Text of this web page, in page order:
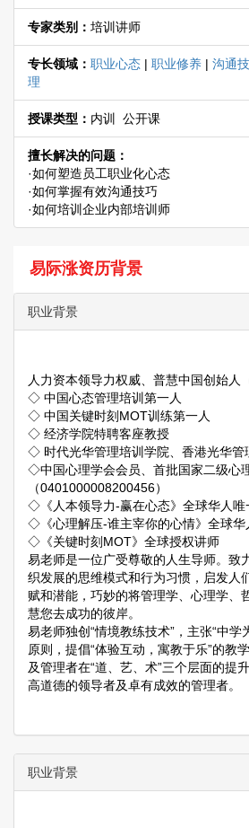
专家类别： 培训讲师
专长领域： 职业心态 | 职业修养 | 沟通
理
授课类型： 内训 公开课
擅长解决的问题：
·如何塑造员工职业化心态
·如何掌握有效沟通技巧
·如何培训企业内部培训师
易际涨资历背景
职业背景
人力资本领导力权威、普慧中国创始人
◇ 中国心态管理培训第一人
◇ 中国关键时刻MOT训练第一人
◇ 经济学院特聘客座教授
◇ 时代光华管理培训学院、香港光华管
◇中国心理学会会员、首批国家二级心
（0401000008200456）
◇《人本领导力-赢在心态》全球华人唯
◇《心理解压-谁主宰你的心情》全球华
◇《关键时刻MOT》全球授权讲师
易老师是一位广受尊敬的人生导师。致
织发展的思维模式和行为习惯，启发人
赋和潜能，巧妙的将管理学、心理学、
慧您去成功的彼岸。
易老师独创“情境教练技术”，主张“中学
原则，提倡“体验互动，寓教于乐”的教
及管理者在“道、艺、术”三个层面的提
高道德的领导者及卓有成效的管理者。
职业背景